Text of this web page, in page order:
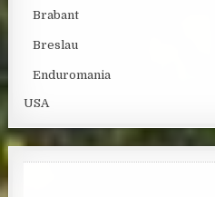
Brabant
Breslau
Enduromania
USA